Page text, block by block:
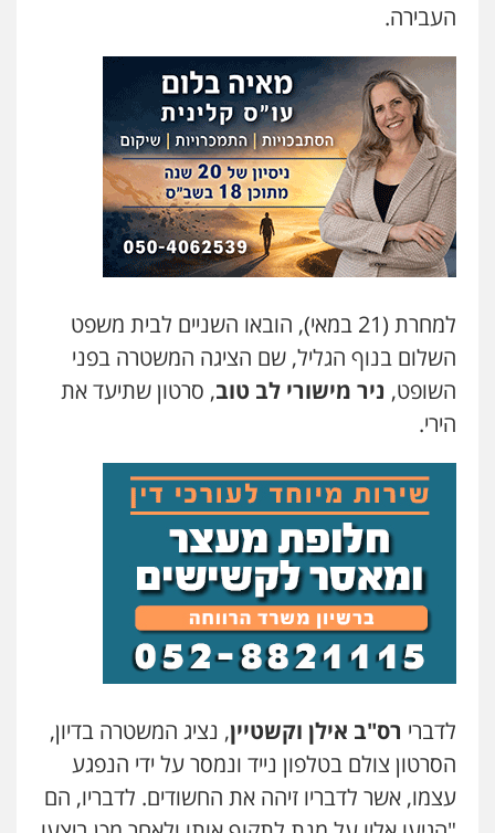
עו"ד קארין לגטיוי
פלילי פשיעה חמורה מעצרים וחקירות
0507446995
משרד עורכי דין טאי שרקי
פלילי אסירים תעבורה מרב"ד
0547556464
פלילי פשיעה חמורה תעבורה אסירים
0522992110
0509230800
גיל דביר – משרד עורכי דין
פלילי פשיעה כלכלית צווארון לבן
0506217771
סלימאן אבו שעירה – משרד עורכי דין
0547780927
עו"ד אסף גונן
פלילי פשע חמור תעבורה צבא מעצרים
העבירה.
למחרת (21 במאי), הובאו השניים לבית משפט
השלום בנוף הגליל, שם הציגה המשטרה בפני
השופט, ניר מישורי לב טוב, סרטון שתיעד את
הירי.
לדברי רס"ב אילן וקשטיין, נציג המשטרה בדיון,
הסרטון צולם בטלפון נייד ונמסר על ידי הנפגע
עצמו, אשר לדבריו זיהה את החשודים. לדבריו, הם